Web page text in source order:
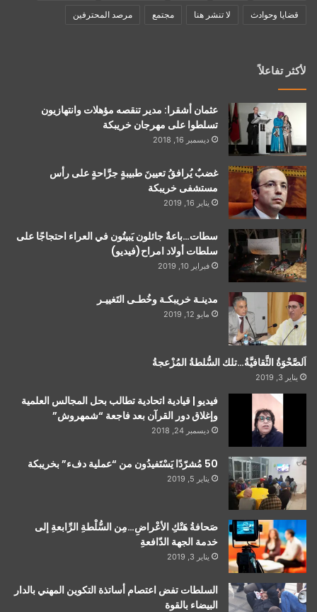
قضايا وحوادث لا تنشر هنا مجتمع مرصد المحترفين
لأكثر تفاعلاً
عثمان أشقرا: مدير تنقصه مؤهلات وانتهازيون
تسلطوا على مهرجان خريبكة
ديسمبر 16, 2018
غضبٌ يُرافقُ تعيينَ طبيبةٍ جرَّاحةٍ على رأس
مستشفى خريبكة
يناير 16, 2019
سطات…باعةٌ جائلون يَبيتُون في العراء احتجاجًا على
سلطات أولاد امراح(فيديو)
فبراير 10, 2019
مدينـة خريبكـة وخُطـى التَغييـر
مايو 12, 2019
اَلصَّحْوَةُ الثَّقافيَّةُ…تلك السُّلطةُ المُزْعجةُ
يناير 3, 2019
فيديو | قيادية اتحادية تطالب بحل المجالس العلمية
وإغلاق دور القرآن بعد فاجعة “شمهروش”
ديسمبر 24, 2018
50 مُشرّدًا يَسْتَفيدُون من “عملية دفء” بخريبكة
يناير 5, 2019
صَحافةُ هَتْكِ الأعْراضِ…مِن السُّلْطةِ الرِّابعةِ إلى
خدمة الجهة الدّافعةِ
يناير 3, 2019
السلطات تفض اعتصام أساتذة التكوين المهني بالدار
البيضاء بالقوة